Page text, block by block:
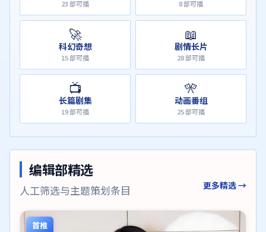
23部可播 8部可播
🚀
科幻奇想
15部可播
📖
剧情长片
28部可播
📺
长篇剧集
19部可播
🎌
动画番组
25部可播
编辑部精选
人工筛选与主题策划条目 更多精选 →
首推